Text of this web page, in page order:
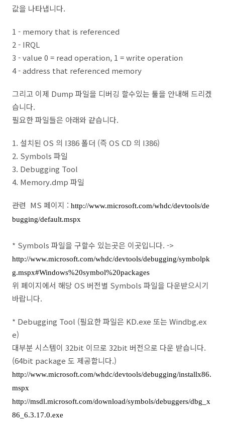
값을 나타냅니다.
1 - memory that is referenced
2 - IRQL
3 - value 0 = read operation, 1 = write operation
4 - address that referenced memory
그리고 이제 Dump 파일을 디버깅 할수있는 툴을 안내해 드리겠
습니다.
필요한 파일들은 아래와 같습니다.
1. 설치된 OS 의 I386 폴더 (즉 OS CD 의 I386)
2. Symbols 파일
3. Debugging Tool
4. Memory.dmp 파일
관련 MS 페이지 : http://www.microsoft.com/whdc/devtools/de
bugging/default.mspx
* Symbols 파일을 구할수 있는곳은 이곳입니다. ->
http://www.microsoft.com/whdc/devtools/debugging/symbolpk
g.mspx#Windows%20symbol%20packages
위 페이지에서 해당 OS 버전별 Symbols 파일을 다운받으시기
바랍니다.
* Debugging Tool (필요한 파일은 KD.exe 또는 Windbg.ex
e)
대부분 시스템이 32bit 이므로 32bit 버전으로 다운 받습니다.
(64bit package 도 제공합니다.)
http://www.microsoft.com/whdc/devtools/debugging/installx86.
mspx
http://msdl.microsoft.com/download/symbols/debuggers/dbg_x
86_6.3.17.0.exe